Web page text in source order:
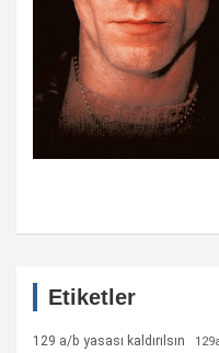
Etiketler
129 a/b yasası kaldırılsın